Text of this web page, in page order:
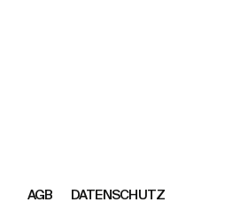
AGB
DATENSCHUTZ